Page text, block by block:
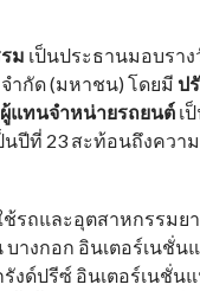
ม เป็นประธานมอบราง
ำกัด (มหาชน) โดยมี ป
แทนจำหน่ายรถยนต์ เ
ป็นปีที่ 23 สะท้อนถึงคว
รถและอุตสาหกรรมย
บางกอก อินเตอร์เนชั่น
งด์ปรีซ์ อินเตอร์เนชั่